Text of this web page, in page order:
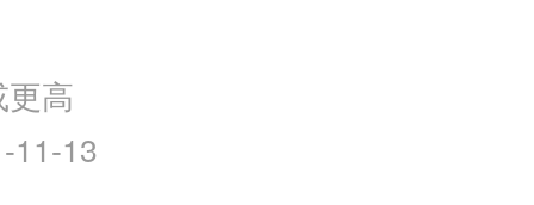
高
11-13